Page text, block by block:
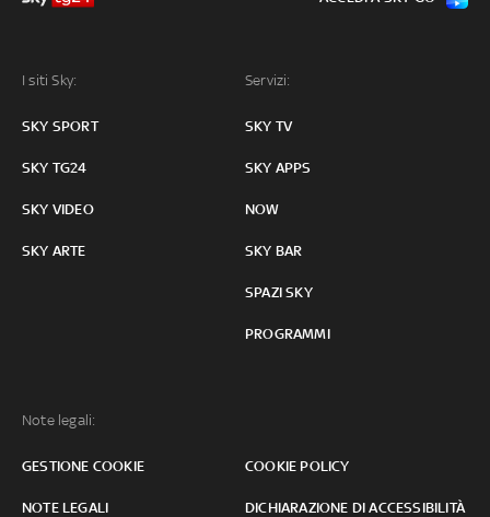
I siti Sky:
SKY SPORT
SKY TG24
SKY VIDEO
SKY ARTE
Servizi:
SKY TV
SKY APPS
NOW
SKY BAR
SPAZI SKY
PROGRAMMI
Note legali:
GESTIONE COOKIE COOKIE POLICY
NOTE LEGALI DICHIARAZIONE DI ACCESSIBILITÀ